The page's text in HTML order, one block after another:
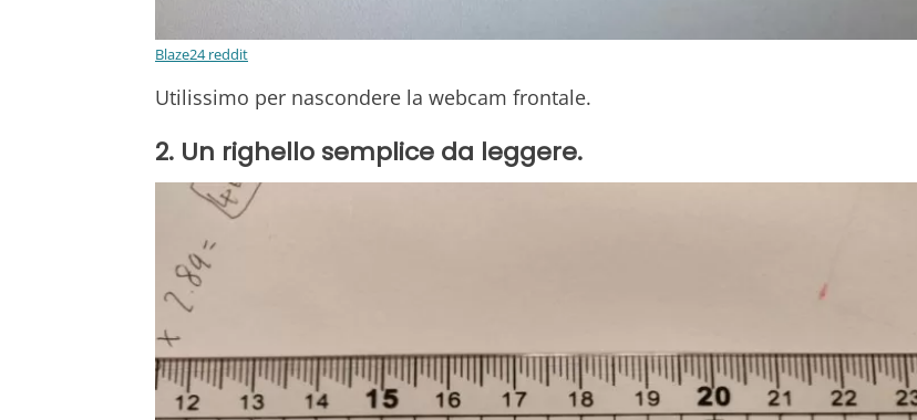
Blaze24 reddit
Utilissimo per nascondere la webcam frontale.
2. Un righello semplice da leggere.